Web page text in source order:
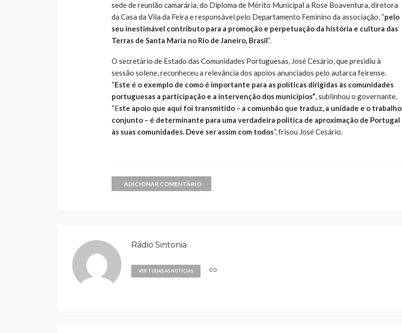
sede de reunião camarária, do Diploma de Mérito Municipal a Rose Boaventura, diretora
da Casa da Vila da Feira e responsável pelo Departamento Feminino da associação, “pelo
seu inestimável contributo para a promoção e perpetuação da história e cultura das
Terras de Santa Maria no Rio de Janeiro, Brasil”.
O secretário de Estado das Comunidades Portuguesas, José Cesário, que presidiu à
sessão solene, reconheceu a relevância dos apoios anunciados pelo autarca feirense.
“Este é o exemplo de como é importante para as políticas dirigidas às comunidades
portuguesas a participação e a intervenção dos municípios”, sublinhou o governante.
“Este apoio que aqui foi transmitido – a comunhão que traduz, a unidade e o trabalho
conjunto – é determinante para uma verdadeira política de aproximação de Portugal
às suas comunidades. Deve ser assim com todos”, frisou José Cesário.
ADICIONAR COMENTÁRIO
Rádio Sintonia
VER TODAS AS NOTÍCIAS